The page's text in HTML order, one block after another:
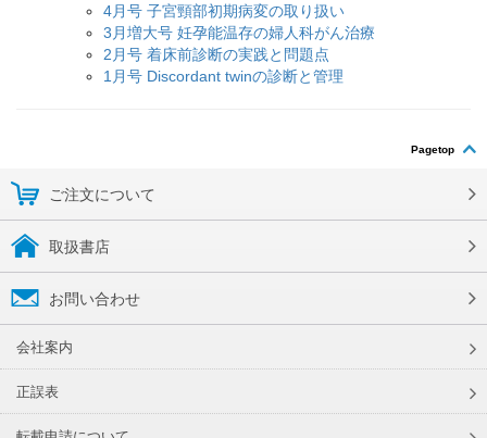
4月号 子宮頸部初期病変の取り扱い
3月増大号 妊孕能温存の婦人科がん治療
2月号 着床前診断の実践と問題点
1月号 Discordant twinの診断と管理
Pagetop
ご注文について
取扱書店
お問い合わせ
会社案内
正誤表